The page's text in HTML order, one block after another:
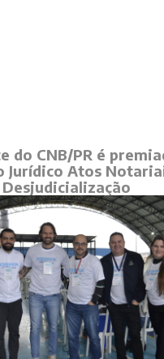
do CNB/PR é
Jurídico Atos
Desjudicialização